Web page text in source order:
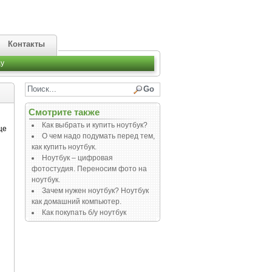
Контакты
Смотрите также
Как выбрать и купить ноутбук?
О чем надо подумать перед тем,
как купить ноутбук.
Ноутбук – цифровая
фотостудия. Переносим фото на
ноутбук.
Зачем нужен ноутбук? Ноутбук
как домашний компьютер.
Как покупать б/у ноутбук